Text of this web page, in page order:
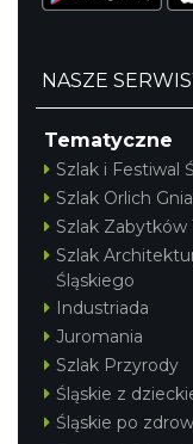
Letnie Kino
Rynku
Olkusz
NASZE
Tematyczne
Szlak i Festiwal
Szlak Orlich
Szlak Zabytków
Szlak
Śląskiego
Industriada
Juromania
Szlak Przyrody
Śląskie z
Śląskie po